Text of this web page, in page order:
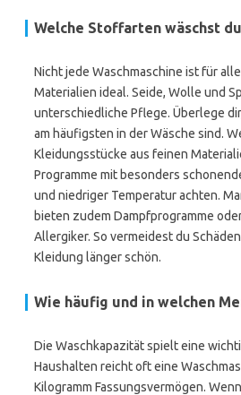
Welche Stoffarten wäschst
Nicht jede Waschmaschine ist für
Materialien ideal. Seide, Wolle und
unterschiedliche Pflege. Überlege
am häufigsten in der Wäsche sind.
Kleidungsstücke aus feinen
Programme mit besonders
und niedriger Temperatur achten.
bieten zudem Dampfprogramme
Allergiker. So vermeidest du
Kleidung länger schön.
Wie häufig und in welchen
Die Waschkapazität spielt eine
Haushalten reicht oft eine
Kilogramm Fassungsvermögen.